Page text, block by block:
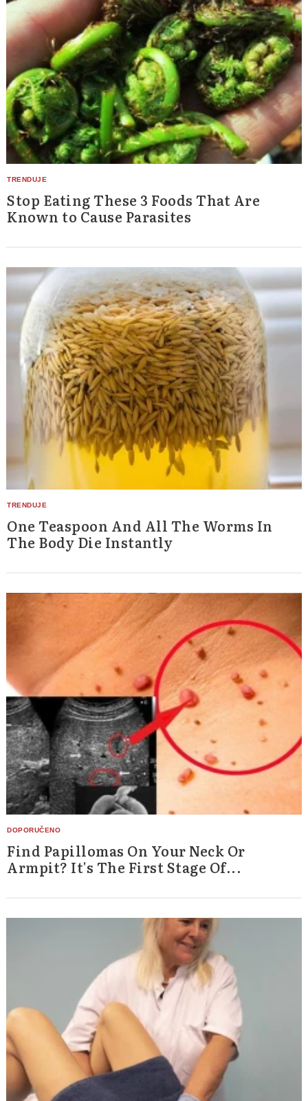
Stop Eating These 3 Foods That Are
Known to Cause Parasites
One Teaspoon And All The Worms In
The Body Die Instantly
Find Papillomas On Your Neck Or
Armpit? It's The First Stage Of...